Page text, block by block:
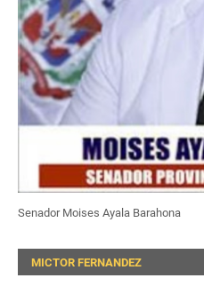
Senador Moises Ayala Barahona
MICTOR FERNANDEZ